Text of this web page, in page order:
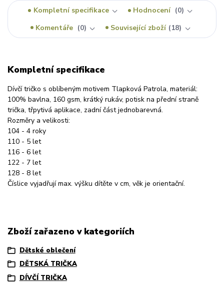
Kompletní specifikace Hodnocení
0
Komentáře
0 Související zboží 18
Kompletní specifikace
Dívčí tričko s oblíbeným motivem Tlapková Patrola, materiál:
100% bavlna, 160 gsm, krátký rukáv, potisk na přední straně
trička, třpytivá aplikace, zadní část jednobarevná.
Rozměry a velikosti:
104 - 4 roky
110 - 5 let
116 - 6 let
122 - 7 let
128 - 8 let
Číslice vyjadřují max. výšku dítěte v cm, věk je orientační.
Zboží zařazeno v kategoriích
Dětské oblečení
DĚTSKÁ TRIČKA
DÍVČÍ TRIČKA